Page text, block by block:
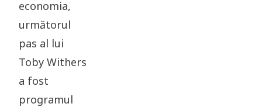
economia,
următorul
pas al lui
Toby Withers
a fost
programul